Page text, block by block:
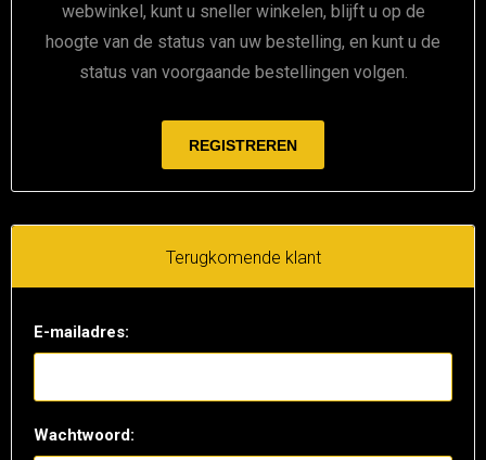
webwinkel, kunt u sneller winkelen, blijft u op de
hoogte van de status van uw bestelling, en kunt u de
status van voorgaande bestellingen volgen.
Terugkomende klant
E-mailadres:
Wachtwoord: